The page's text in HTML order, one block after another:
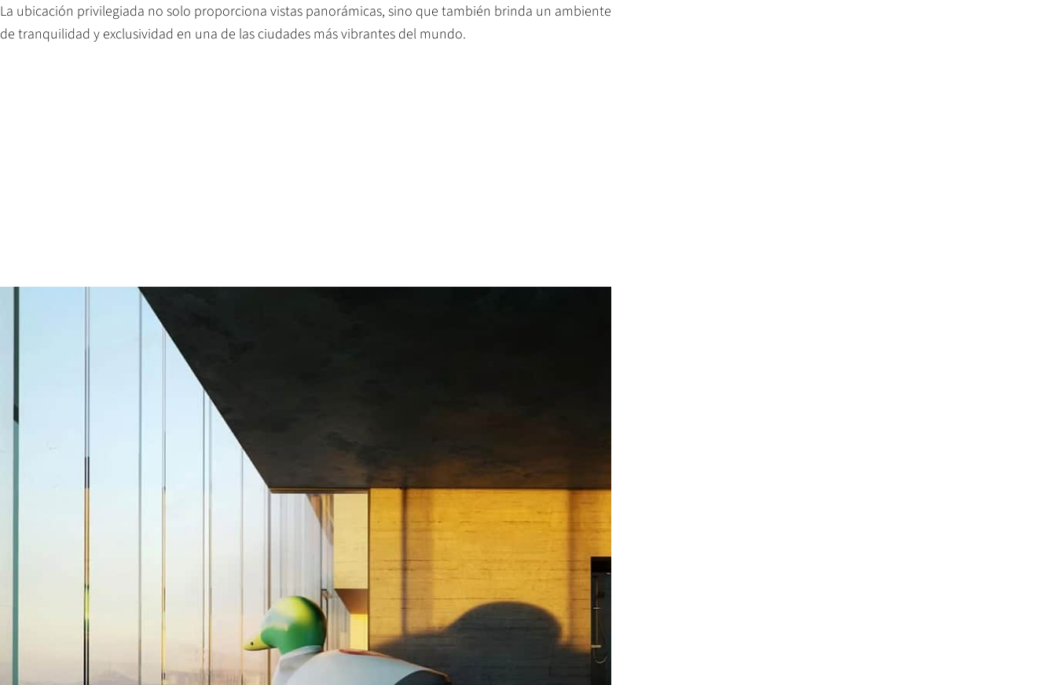
La ubicación privilegiada no solo proporciona vistas panorámicas, sino que también brinda un ambiente
de tranquilidad y exclusividad en una de las ciudades más vibrantes del mundo.